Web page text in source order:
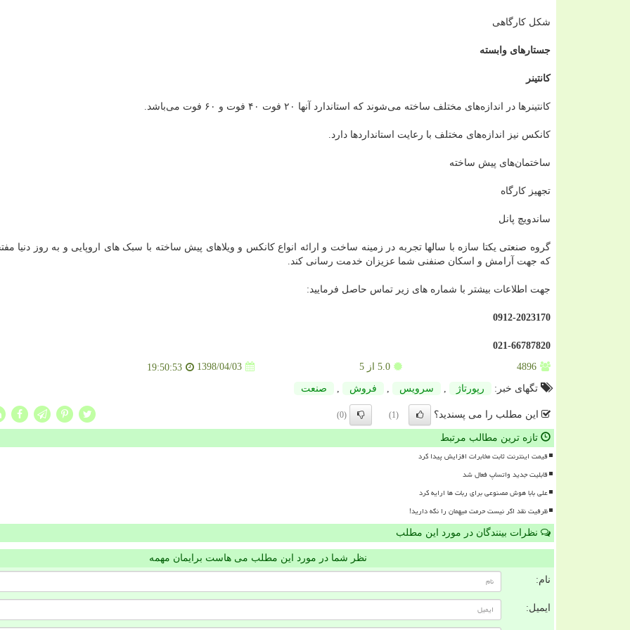
شکل کارگاهی
جستارهای وابسته
کانتینر
کانتینرها در اندازه‌های مختلف ساخته می‌شوند که استاندارد آنها ۲۰ فوت ۴۰ فوت و ۶۰ فوت می‌باشد.
کانکس نیز اندازه‌های مختلف با رعایت استانداردها دارد.
ساختمان‌های پیش ساخته
تجهیز کارگاه
ساندویچ پانل
گروه صنعتی یکتا سازه با سالها تجربه در زمینه ساخت و ارائه انواع کانکس و ویلاهای پیش ساخته با سبک های اروپایی و به روز دنیا
که جهت آرامش و اسکان صنفنی شما عزیزان خدمت رسانی کند.
جهت اطلاعات بیشتر با شماره های زیر تماس حاصل فرمایید:
0912-2023170
021-66787820
4896
5.0از 5 1398/04/03
19:50:53
تگهای خبر:
رپورتاژ سرویس فروش صنعت
این مطلب را می پسندید؟ (1)
(0)
تازه ترین مطالب مرتبط
قیمت اینترنت ثابت مخابرات افزایش پیدا کرد
قابلیت جدید واتساپ فعال شد
علی بابا هوش مصنوعی برای ربات ها ارایه کرد
ظرفیت نقد اگر نیست حرمت میهمان را نگه دارید!
نظرات بینندگان در مورد این مطلب
نظر شما در مورد این مطلب می هاست برایمان مهمه
نام:
ایمیل: